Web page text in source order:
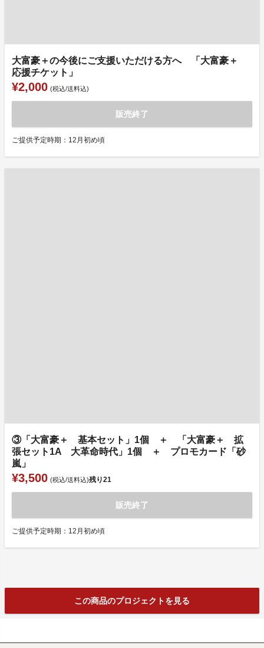
大富豪＋の今後にご支援いただける方へ 「大富豪＋
応援チケット」
¥2,000 (税込/送料込)
販売終了
ご提供予定時期：12月初め頃
③「大富豪＋ 基本セット」1個 ＋ 「大富豪＋ 拡
張セット1A 大革命時代」1個 ＋ プロモカード「砂
嵐」
¥3,500 (税込/送料込)残り21
販売終了
ご提供予定時期：12月初め頃
この商品のプロジェクトを見る